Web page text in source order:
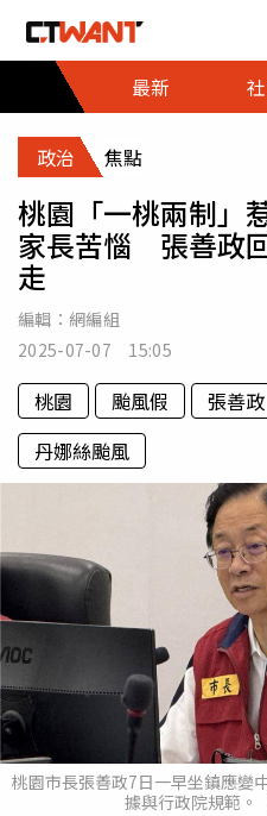
最新
政治 焦點
桃園「一桃兩制」
家長苦惱 張善政
走
編輯： 網編組
2025-07-07 15:05
桃園 颱風假 張善政
丹娜絲颱風
桃園市長張善政7日一早坐鎮應變
據與行政院規範。